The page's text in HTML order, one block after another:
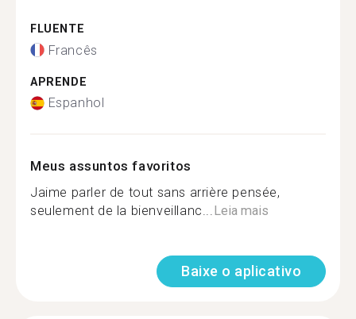
FLUENTE
Francês
APRENDE
Espanhol
Meus assuntos favoritos
Jaime parler de tout sans arrière pensée,
seulement de la bienveillanc...Leia mais
Baixe o aplicativo